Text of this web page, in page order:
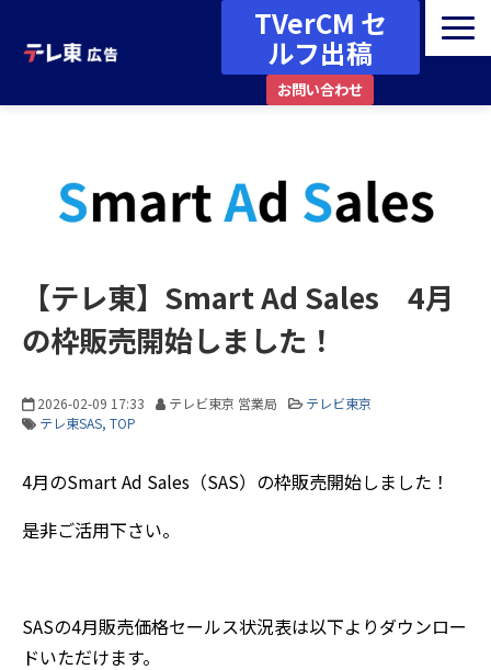
TVerCM セ
ルフ出稿
お問い合わせ
資料ダウンロード
事例・コラム
その他
【テレ東】Smart Ad Sales 4月
の枠販売開始しました！
2026-02-09 17:33 テレビ東京 営業局
テレビ東京
テレ東SAS TOP
4月のSmart Ad Sales（SAS）の枠販売開始しました！
是非ご活用下さい。
SASの4月販売価格セールス状況表は以下よりダウンロー
ドいただけます。